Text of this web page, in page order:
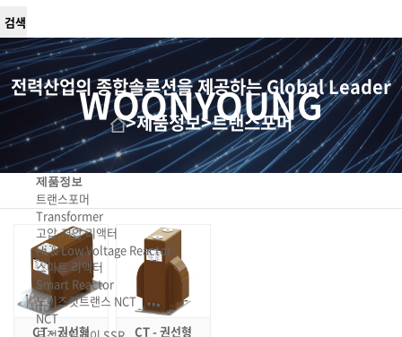
전력산업의 종합솔루션을 제공하는 Global Leader
WOONYOUNG
>제품정보>트랜스포머
제품정보
트랜스포머
Transformer
고압,저압 리액터
Hi & Low Voltage Reactor
스마트 리액터
Smart Reactor
노이즈컷트랜스 NCT
NCT
CT - 권선형 CT - 권선형